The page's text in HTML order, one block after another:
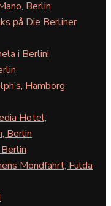
Berlin
på Die Berliner
i Berlin!
Hamborg
Hotel,
Berlin
Mondfahrt, Fulda